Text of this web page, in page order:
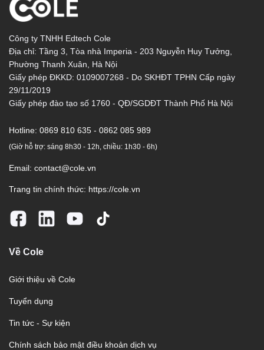
Công ty TNHH Edtech Cole
Địa chỉ: Tầng 3, Tòa nhà Imperia - 203 Nguyễn Huy Tưởng,
Phường Thanh Xuân, Hà Nội
Giấy phép ĐKKD: 0109007268 - Do SKHĐT TPHN Cấp ngày
29/11/2019
Giấy phép đào tạo số 1760 - QĐ/SGDĐT Thành Phố Hà Nội
Hotline: 0869 810 635 - 0862 085 989
(Giờ hỗ trợ: sáng 8h30 - 12h, chiều: 1h30 - 6h)
Email: contact@cole.vn
Trang tin chính thức: https://cole.vn
Về Cole
Giới thiệu về Cole
Tuyển dụng
Tin tức - Sự kiện
Chính sách bảo mật điều khoản dịch vụ